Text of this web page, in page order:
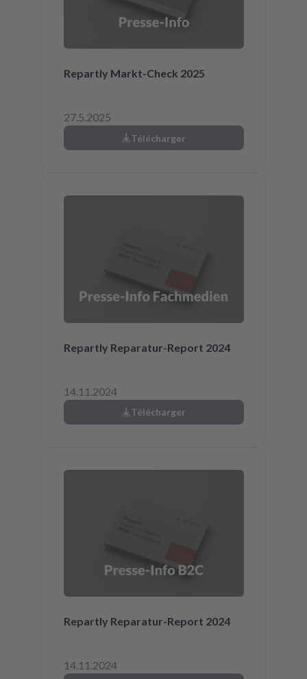
Repartly Markt-Check 2025
27.5.2025
Télécharger
Repartly Reparatur-Report 2024
14.11.2024
Télécharger
Repartly Reparatur-Report 2024
14.11.2024